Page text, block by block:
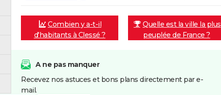
Combien y a-t-il
d'habitants à Clessé ?
Quelle est la ville la plus
peuplée de France ?
A ne pas manquer
Recevez nos astuces et bons plans directement par e-
mail.